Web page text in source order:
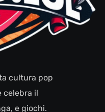
cultura pop
celebra il
e giochi.